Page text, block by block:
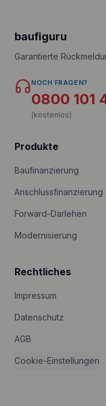
baufiguru
Garantierte
NOCH FRAGEN?
0800 101
(kostenlos)
Produkte
Baufinanzierung
Anschlussfinanzierung
Forward-Darlehen
Modernisierung
Rechtliches
Impressum
Datenschutz
AGB
Cookie-Einstellungen